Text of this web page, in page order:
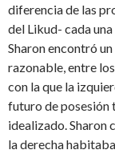
diferencia de las
del Likud- cada
Sharon encontró
razonable, entre
con la que la
futuro de posesión
idealizado. Sharon
la derecha